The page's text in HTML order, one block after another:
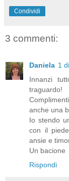
Condividi
3 commenti:
Daniela 1
Innanzi
traguardo!
anche una
Io stendo
con il
ansie e
Un bacione
Rispondi